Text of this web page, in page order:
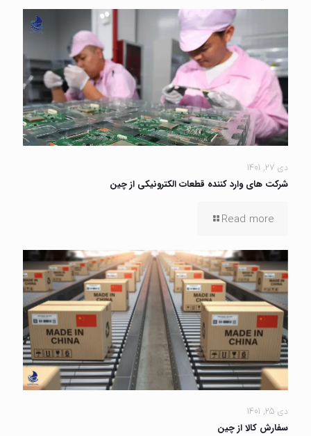
دی 27, 1401
شرکت های وارد کننده قطعات الکترونیکی از چین
Read more
دی 25, 1401
سفارش کالا از چین